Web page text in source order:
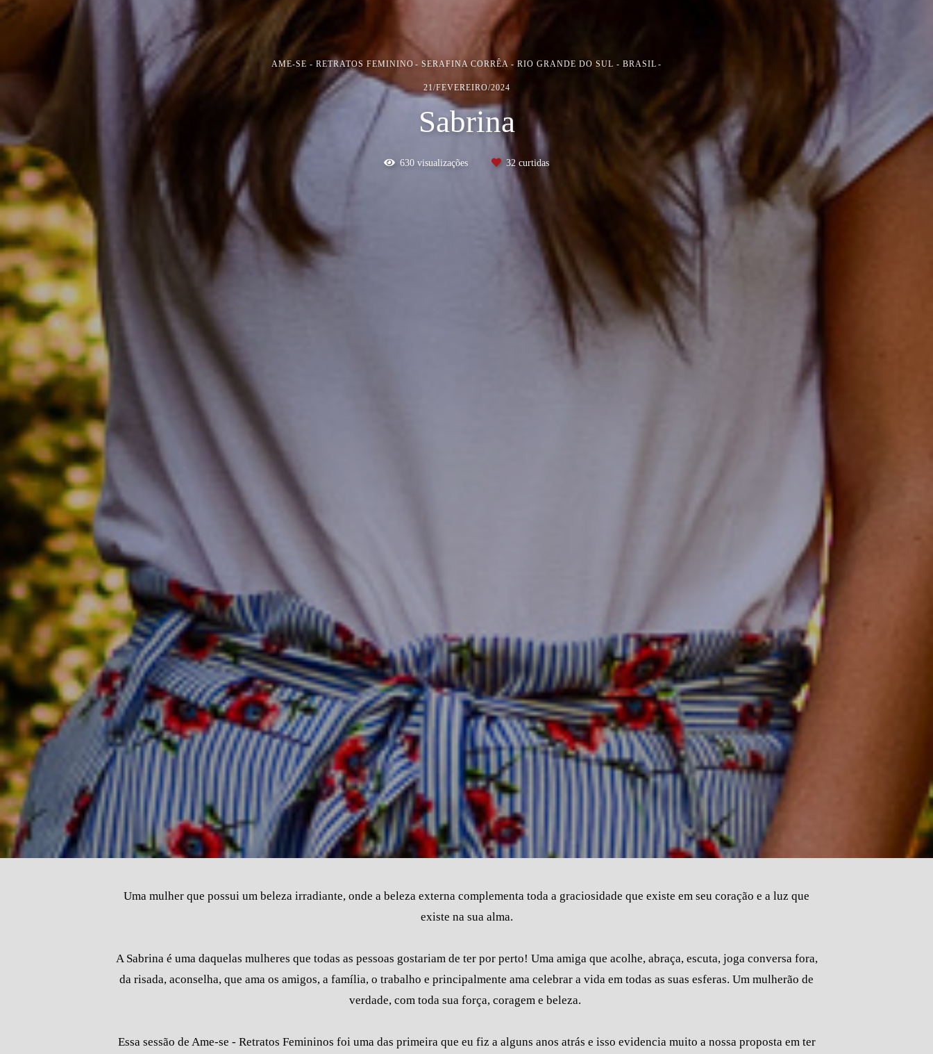
AME-SE - RETRATOS FEMININO SERAFINA CORRÊA - RIO GRANDE DO SUL - BRASIL
21/FEVEREIRO/2024
Sabrina
630 visualizações 32 curtidas
Uma mulher que possui um beleza irradiante, onde a beleza externa complementa toda a graciosidade que existe em seu coração e a luz que
existe na sua alma.
A Sabrina é uma daquelas mulheres que todas as pessoas gostariam de ter por perto! Uma amiga que acolhe, abraça, escuta, joga conversa fora,
da risada, aconselha, que ama os amigos, a família, o trabalho e principalmente ama celebrar a vida em todas as suas esferas. Um mulherão de
verdade, com toda sua força, coragem e beleza.
Essa sessão de Ame-se - Retratos Femininos foi uma das primeira que eu fiz a alguns anos atrás e isso evidencia muito a nossa proposta em ter